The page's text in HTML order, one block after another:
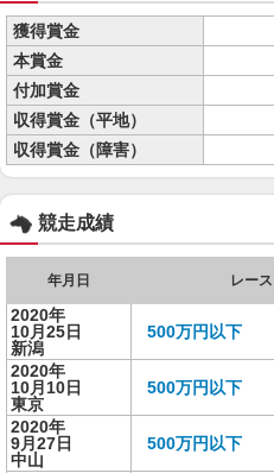
獲得賞金
本賞金
付加賞金
収得賞金（平地）
収得賞金（障害）
競走成績
年月日 レース
2020年
10月25日
新潟
500万円以下
2020年
10月10日
東京
500万円以下
2020年
9月27日
中山
500万円以下